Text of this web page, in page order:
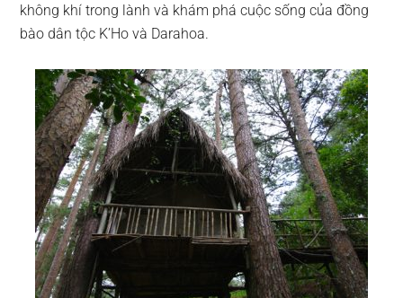
không khí trong lành và khám phá cuộc sống của đồng
bào dân tộc K’Ho và Darahoa.